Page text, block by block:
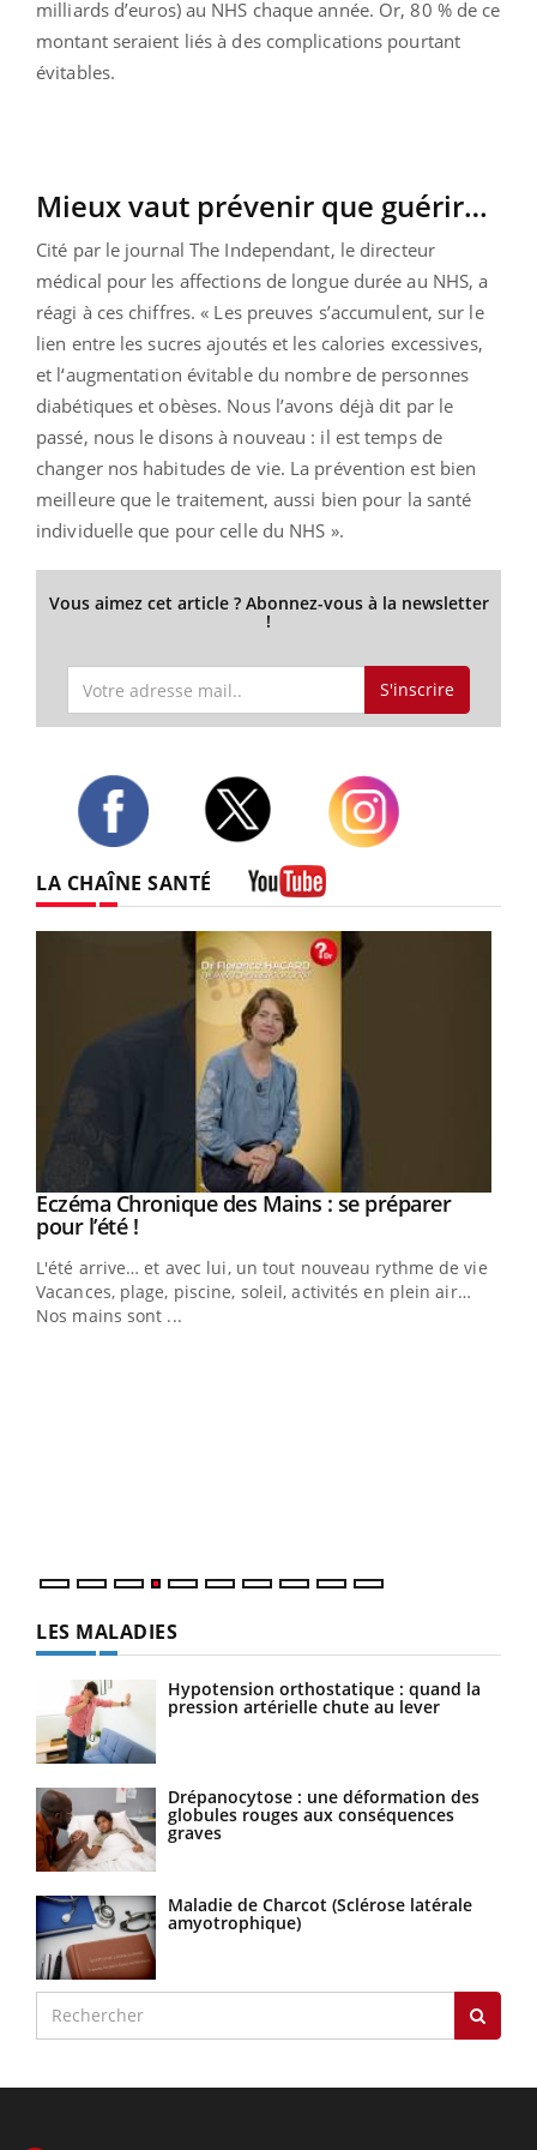
milliards d’euros) au NHS chaque année. Or, 80 % de ce
montant seraient liés à des complications pourtant
évitables.
Mieux vaut prévenir que guérir…
Cité par le journal The Independant, le directeur
médical pour les affections de longue durée au NHS, a
réagi à ces chiffres. « Les preuves s’accumulent, sur le
lien entre les sucres ajoutés et les calories excessives,
et l‘augmentation évitable du nombre de personnes
diabétiques et obèses. Nous l’avons déjà dit par le
passé, nous le disons à nouveau : il est temps de
changer nos habitudes de vie. La prévention est bien
meilleure que le traitement, aussi bien pour la santé
individuelle que pour celle du NHS ».
Vous aimez cet article ? Abonnez-vous à la newsletter
!
S'inscrire
LA CHAÎNE SANTÉ
Youtube
Eczéma Chronique des Mains : se préparer
pour l’été !Youtube
L'été arrive… et avec lui, un tout nouveau rythme de vie !
Vacances, plage, piscine, soleil, activités en plein air…
Nos mains sont ...
LES MALADIES
Hypotension orthostatique : quand la
pression artérielle chute au lever
Drépanocytose : une déformation des
globules rouges aux conséquences
graves
Maladie de Charcot (Sclérose latérale
amyotrophique)